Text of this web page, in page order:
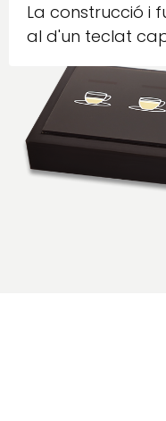
La construcció i
al d'un teclat